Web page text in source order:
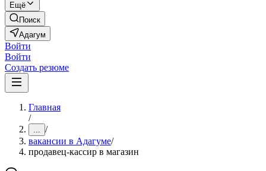
Ещё
Поиск
Адагум
Войти
Войти
Создать резюме
Главная
/
... /
вакансии в Адагуме/
продавец-кассир в магазин